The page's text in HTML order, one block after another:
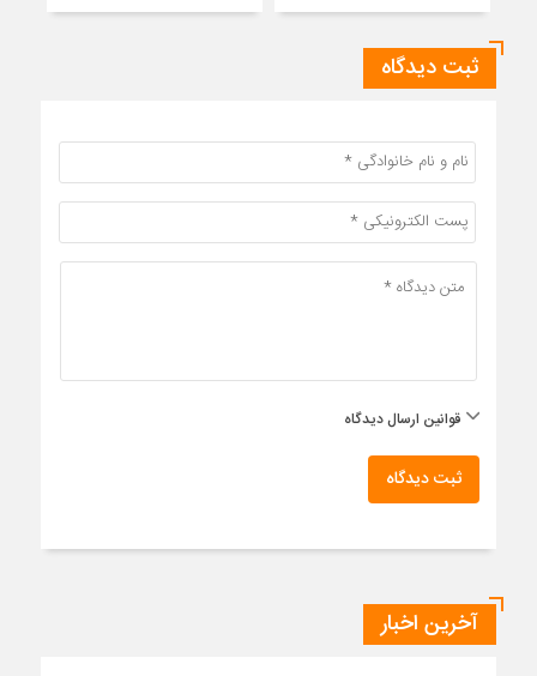
ثبت دیدگاه
قوانین ارسال دیدگاه
ثبت دیدگاه
آخرین اخبار